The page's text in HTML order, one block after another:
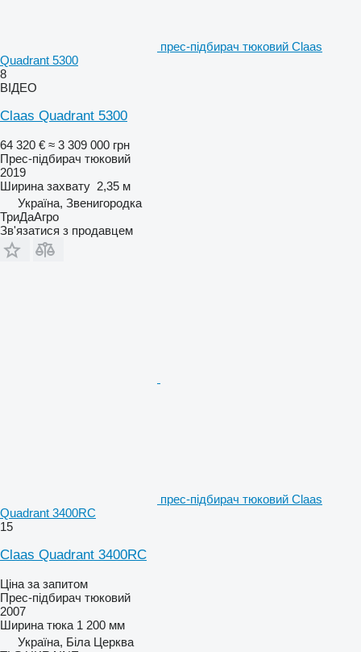
прес-підбирач тюковий Claas
Quadrant 5300
8
ВІДЕО
Claas Quadrant 5300
64 320 € ≈ 3 309 000 грн
Прес-підбирач тюковий
2019
Ширина захвату 2,35 м
Україна, Звенигородка
ТриДаАгро
Зв'язатися з продавцем
прес-підбирач тюковий Claas
Quadrant 3400RC
15
Claas Quadrant 3400RC
Ціна за запитом
Прес-підбирач тюковий
2007
Ширина тюка 1 200 мм
Україна, Біла Церква